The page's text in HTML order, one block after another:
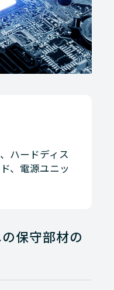
ハードディス
、電源ユニッ
保守部材の